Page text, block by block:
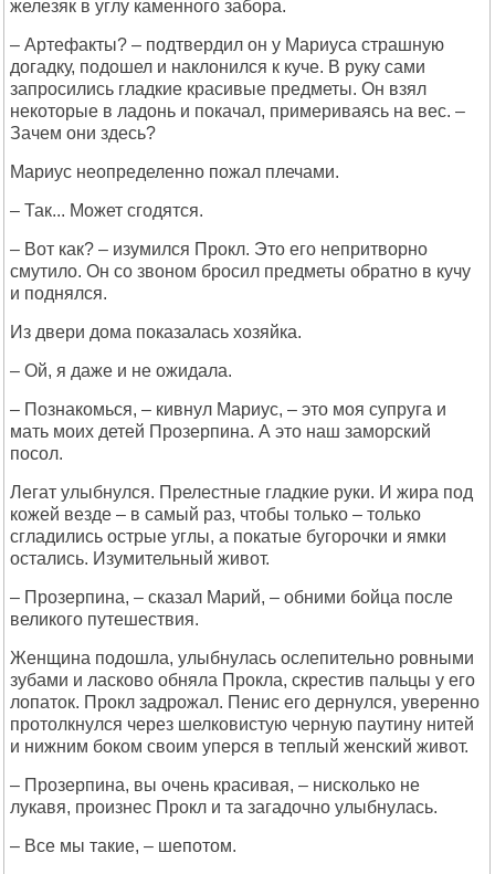
железяк в углу каменного забора.
– Артефакты? – подтвердил он у Мариуса страшную
догадку, подошел и наклонился к куче. В руку сами
запросились гладкие красивые предметы. Он взял
некоторые в ладонь и покачал, примериваясь на вес. –
Зачем они здесь?
Мариус неопределенно пожал плечами.
– Так... Может сгодятся.
– Вот как? – изумился Прокл. Это его непритворно
смутило. Он со звоном бросил предметы обратно в кучу
и поднялся.
Из двери дома показалась хозяйка.
– Ой, я даже и не ожидала.
– Познакомься, – кивнул Мариус, – это моя супруга и
мать моих детей Прозерпина. А это наш заморский
посол.
Легат улыбнулся. Прелестные гладкие руки. И жира под
кожей везде – в самый раз, чтобы только – только
сгладились острые углы, а покатые бугорочки и ямки
остались. Изумительный живот.
– Прозерпина, – сказал Марий, – обними бойца после
великого путешествия.
Женщина подошла, улыбнулась ослепительно ровными
зубами и ласково обняла Прокла, скрестив пальцы у его
лопаток. Прокл задрожал. Пенис его дернулся, уверенно
протолкнулся через шелковистую черную паутину нитей
и нижним боком своим уперся в теплый женский живот.
– Прозерпина, вы очень красивая, – нисколько не
лукавя, произнес Прокл и та загадочно улыбнулась.
– Все мы такие, – шепотом.